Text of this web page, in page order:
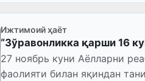
Ижтимоий ҳаёт
“Зўравонликка қарши 16
27 ноябрь куни Аёлларни
фаолияти билан яқиндан